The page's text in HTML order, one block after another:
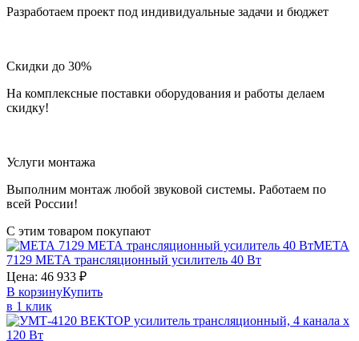
Разработаем проект под индивидуальные задачи и бюджет
Скидки до 30%
На комплексные поставки оборудования и работы делаем
скидку!
Услуги монтажа
Выполним монтаж любой звуковой системы. Работаем по
всей России!
С этим товаром покупают
МЕТА
7129 МЕТА трансляционный усилитель 40 Вт
Цена: 46 933 ₽
В корзинуКупить
в 1 клик